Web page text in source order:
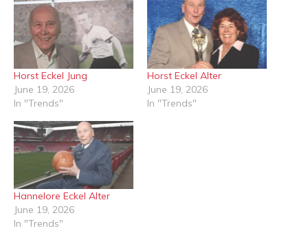
Horst Eckel Jung
June 19, 2026
In "Trends"
Horst Eckel Alter
June 19, 2026
In "Trends"
Hannelore Eckel Alter
June 19, 2026
In "Trends"